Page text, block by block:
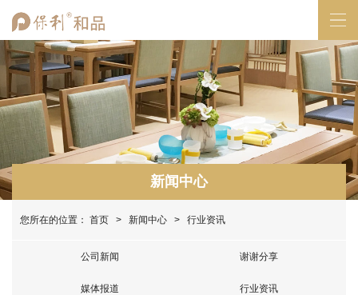
新闻中心
您所在的位置： 首页 > 新闻中心 > 行业资讯
公司新闻 谢谢分享
媒体报道 行业资讯